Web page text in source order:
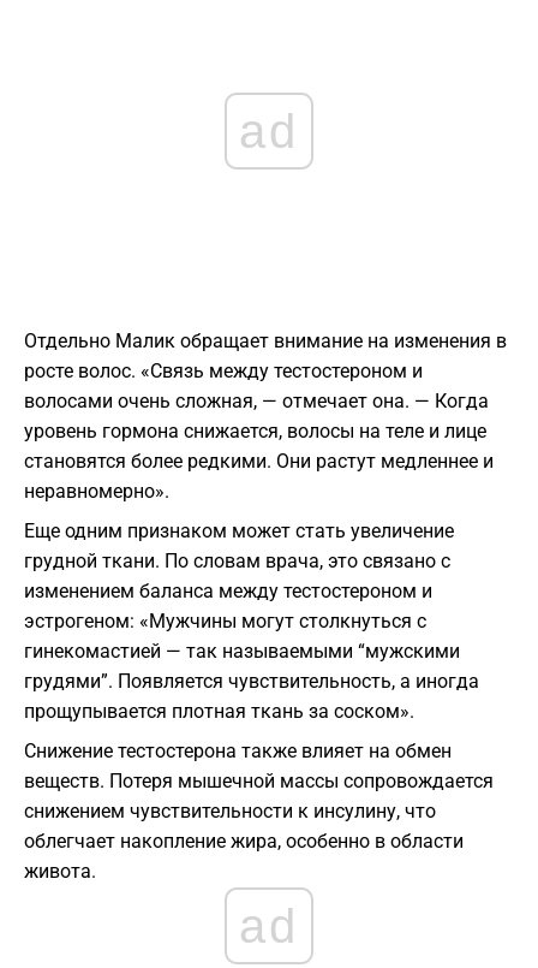
ad
Отдельно Малик обращает внимание на изменения в
росте волос. «Связь между тестостероном и
волосами очень сложная, — отмечает она. — Когда
уровень гормона снижается, волосы на теле и лице
становятся более редкими. Они растут медленнее и
неравномерно».
Еще одним признаком может стать увеличение
грудной ткани. По словам врача, это связано с
изменением баланса между тестостероном и
эстрогеном: «Мужчины могут столкнуться с
гинекомастией — так называемыми “мужскими
грудями”. Появляется чувствительность, а иногда
прощупывается плотная ткань за соском».
Снижение тестостерона также влияет на обмен
веществ. Потеря мышечной массы сопровождается
снижением чувствительности к инсулину, что
облегчает накопление жира, особенно в области
живота.
ad